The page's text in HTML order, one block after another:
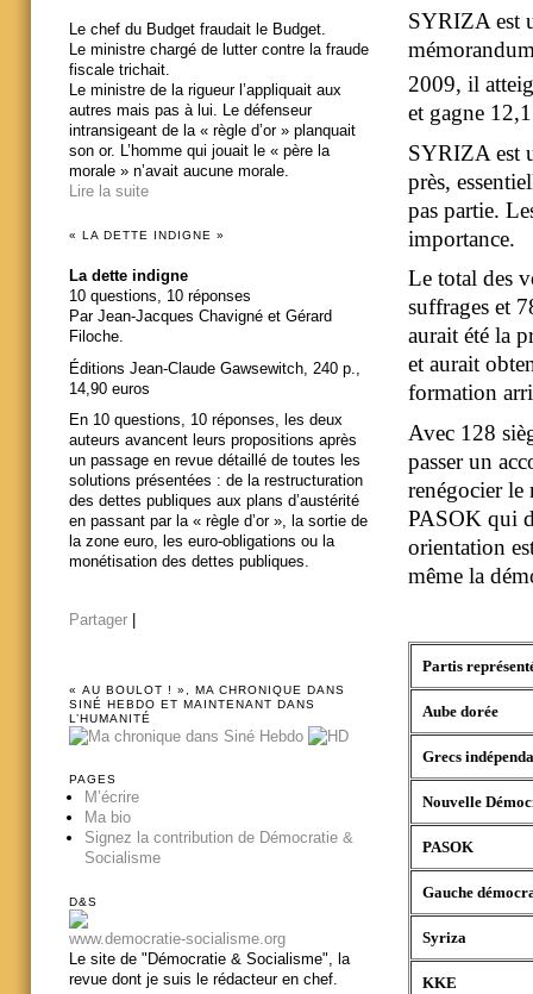
SYRIZA est
2009, il
et gagne
SYRIZA est
près,
pas partie.
importance.
Le total des
suffrages et
aurait été la
et aurait
formation
Avec 128
passer un
renégocier le
PASOK qui
orientation
même la
Partis
Aube dorée
Grecs
Nouvelle
PASOK
Gauche
Syriza
KKE
Le chef du Budget fraudait le Budget.
Le ministre chargé de lutter contre la fraude
fiscale trichait.
Le ministre de la rigueur l’appliquait aux
autres mais pas à lui. Le défenseur
intransigeant de la « règle d’or » planquait
son or. L’homme qui jouait le « père la
morale » n’avait aucune morale.
Lire la suite
« LA DETTE INDIGNE »
La dette indigne
10 questions, 10 réponses
Par Jean-Jacques Chavigné et Gérard
Filoche.
Éditions Jean-Claude Gawsewitch, 240 p.,
14,90 euros
En 10 questions, 10 réponses, les deux
auteurs avancent leurs propositions après
un passage en revue détaillé de toutes les
solutions présentées : de la restructuration
des dettes publiques aux plans d’austérité
en passant par la « règle d’or », la sortie de
la zone euro, les euro-obligations ou la
monétisation des dettes publiques.
Partager
« AU BOULOT ! », MA CHRONIQUE DANS
SINÉ HEBDO ET MAINTENANT DANS
L’HUMANITÉ
PAGES
M’écrire
Ma bio
Signez la contribution de Démocratie &
Socialisme
D&S
www.democratie-socialisme.org
Le site de "Démocratie & Socialisme", la
revue dont je suis le rédacteur en chef.